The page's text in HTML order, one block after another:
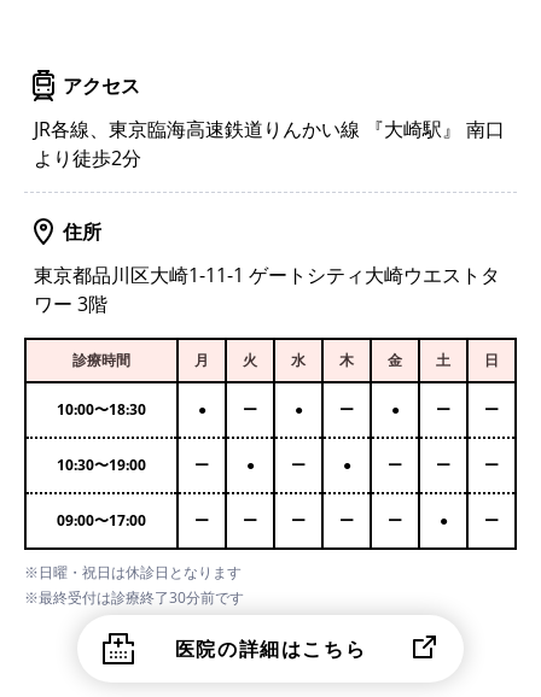
アクセス
JR各線、東京臨海高速鉄道りんかい線 『大崎駅』 南口
より徒歩2分
住所
東京都品川区大崎1-11-1 ゲートシティ大崎ウエストタ
ワー 3階
診療時間 月 火 水 木 金 土 日
10:00〜18:30 ● ー ● ー ● ー ー
10:30〜19:00 ー ● ー ● ー ー ー
09:00〜17:00 ー ー ー ー ー ● ー
※日曜・祝日は休診日となります
※最終受付は診療終了30分前です
医院の詳細はこちら